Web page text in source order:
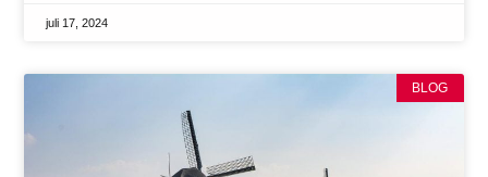
juli 17, 2024
BLOG